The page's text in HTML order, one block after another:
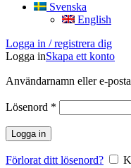
Svenska
English
Logga in / registrera dig
Logga inSkapa ett konto
Användarnamn eller e-
Lösenord *
Logga in
Förlorat ditt lösenord?